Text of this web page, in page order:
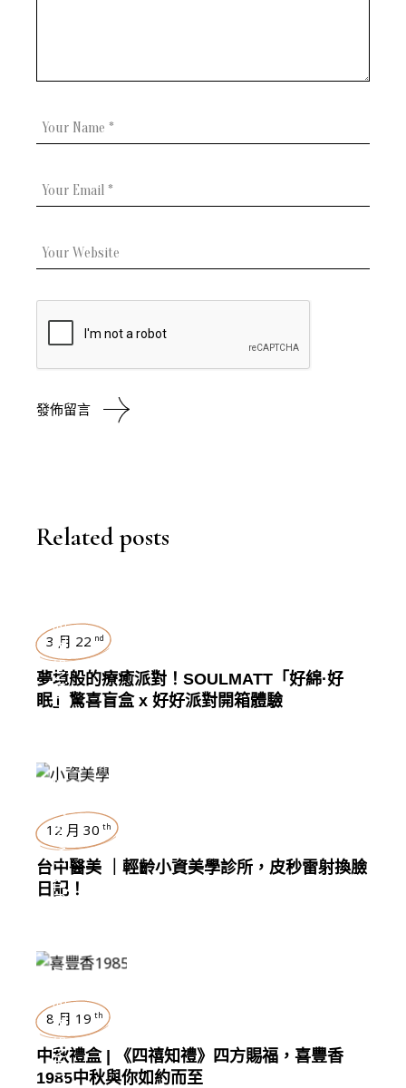
發佈留言
Related posts
LIVING
,
生活好物
3 月 22 nd
夢境般的療癒派對！SOULMATT「好綿·好
眠」驚喜盲盒 x 好好派對開箱體驗
BEAUTY
LIVING
,
12 月 30 th
台中醫美 ｜輕齡小資美學診所，皮秒雷射換臉
日記！
LIVING
,
生活好物
8 月 19 th
中秋禮盒 | 《四禧知禮》四方賜福，喜豐香
1985中秋與你如約而至